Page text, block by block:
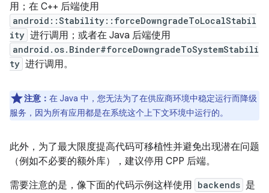
用；在 C++ 后端使用
android::Stability::forceDowngradeToLocalStabil
ity 进行调用；或者在 Java 后端使用
android.os.Binder#forceDowngradeToSystemStabili
ty 进行调用。
注意： 在 Java 中，您无法为了在供应商环境中稳定运行而降级
服务，因为所有应用都是在系统这个上下文环境中运行的。
此外，为了最大限度提高代码可移植性并避免出现潜在问题
（例如不必要的额外库），建议停用 CPP 后端。
需要注意的是，像下面的代码示例这样使用 backends 是